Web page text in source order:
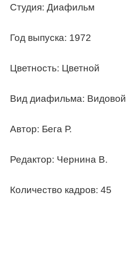
Студия: Диафильм
Год выпуска: 1972
Цветность: Цветной
Вид диафильма: Видовой
Автор: Бега Р.
Редактор: Чернина В.
Количество кадров: 45